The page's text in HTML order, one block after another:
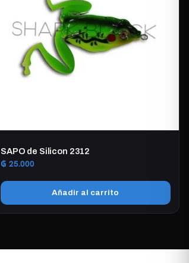
SAPO de Silicon 2312
₲ 25.000
Añadir al carrito